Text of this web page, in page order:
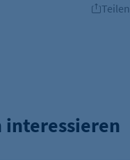
Teilen
interessieren